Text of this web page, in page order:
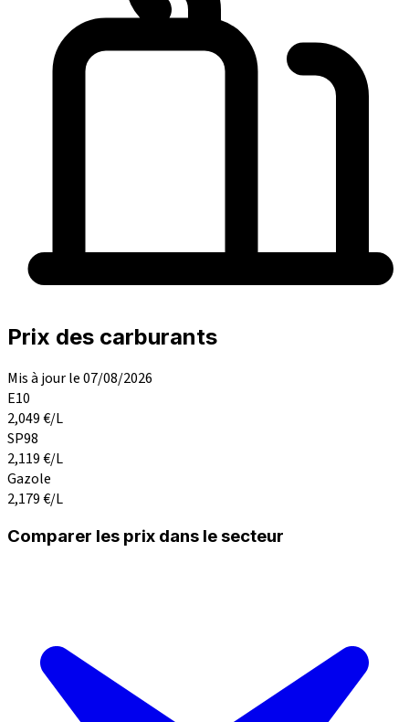
Prix des carburants
Mis à jour le 07/08/2026
E10
2,049€/L
SP98
2,119€/L
Gazole
2,179€/L
Comparer les prix dans le secteur